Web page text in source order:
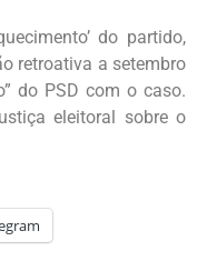
do partido,
retroativa a setembro
do PSD com o caso.
eleitoral sobre o